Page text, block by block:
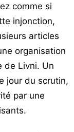
comme si
injonction,
articles
organisation
de Livni. Un
jour du scrutin,
par une